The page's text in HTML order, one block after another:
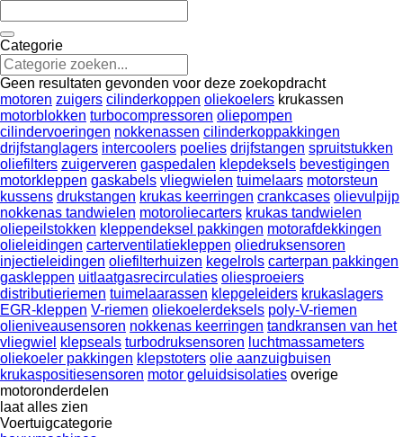
Categorie
Geen resultaten gevonden voor deze zoekopdracht
motoren zuigers cilinderkoppen oliekoelers krukassen
motorblokken turbocompressoren oliepompen
cilindervoeringen nokkenassen cilinderkoppakkingen
drijfstanglagers intercoolers poelies drijfstangen spruitstukken
oliefilters zuigerveren gaspedalen klepdeksels bevestigingen
motorkleppen gaskabels vliegwielen tuimelaars motorsteun
kussens drukstangen krukas keerringen crankcases olievulpijp
nokkenas tandwielen motoroliecarters krukas tandwielen
oliepeilstokken kleppendeksel pakkingen motorafdekkingen
olieleidingen carterventilatiekleppen oliedruksensoren
injectieleidingen oliefilterhuizen kegelrols carterpan pakkingen
gaskleppen uitlaatgasrecirculaties oliesproeiers
distributieriemen tuimelaarassen klepgeleiders krukaslagers
EGR-kleppen V-riemen oliekoelerdeksels poly-V-riemen
olieniveausensoren nokkenas keerringen tandkransen van het
vliegwiel klepseals turbodruksensoren luchtmassameters
oliekoeler pakkingen klepstoters olie aanzuigbuisen
krukaspositiesensoren motor geluidsisolaties overige
motoronderdelen
laat alles zien
Voertuigcategorie